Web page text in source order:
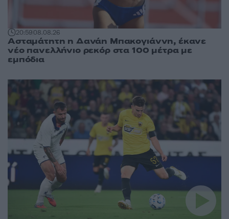
20:5908.08.26
Ασταμάτητη η Δανάη Μπακογιάννη, έκανε
νέο πανελλήνιο ρεκόρ στα 100 μέτρα με
εμπόδια